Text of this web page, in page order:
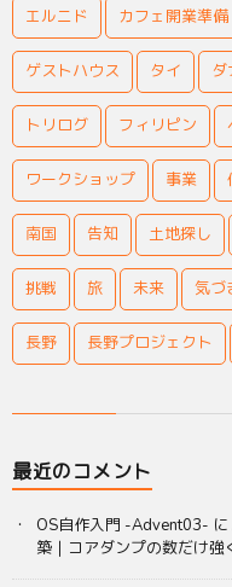
エルニド カフェ開業準備
ゲストハウス タイ ダ
トリログ フィリピン
ワークショップ 事業
南国 告知 土地探し
挑戦 旅 未来 気づ
長野 長野プロジェクト
最近のコメント
OS自作入門 -Advent03- に
築｜コアダンプの数だけ強